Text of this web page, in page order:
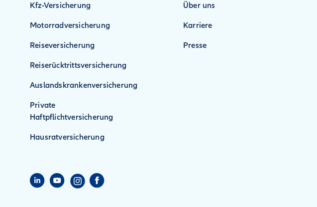
Kfz-Versicherung
Motorradversicherung
Reiseversicherung
Reiserücktrittsversicherung
Auslandskrankenversicherung
Private
Haftpflichtversicherung
Hausratversicherung
Über uns
Karriere
Presse